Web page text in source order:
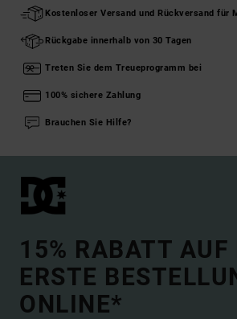
Kostenloser Versand und Rückversand für
Rückgabe innerhalb von 30 Tagen
Treten Sie dem Treueprogramm bei
100% sichere Zahlung
Brauchen Sie Hilfe?
15% RABATT AUF
ERSTE
ONLINE*